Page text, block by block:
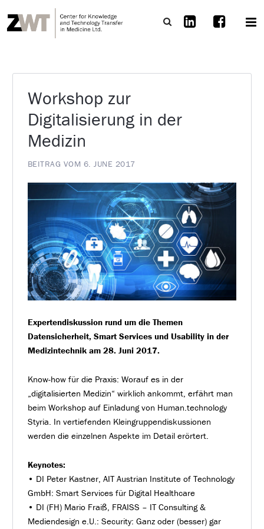
Workshop zur
Digitalisierung in der
Medizin
BEITRAG VOM 6. JUNE 2017
Expertendiskussion rund um die Themen
Datensicherheit, Smart Services und Usability in der
Medizintechnik am 28. Juni 2017.
Know-how für die Praxis: Worauf es in der
„digitalisierten Medizin“ wirklich ankommt, erfährt man
beim Workshop auf Einladung von Human.technology
Styria. In vertiefenden Kleingruppendiskussionen
werden die einzelnen Aspekte im Detail erörtert.
Keynotes:
• DI Peter Kastner, AIT Austrian Institute of Technology
GmbH: Smart Services für Digital Healthcare
• DI (FH) Mario Fraiß, FRAISS – IT Consulting &
Mediendesign e.U.: Security: Ganz oder (besser) gar